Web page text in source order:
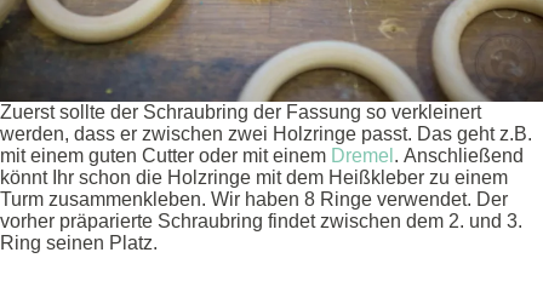
Zuerst sollte der Schraubring der Fassung so verkleinert
werden, dass er zwischen zwei Holzringe passt. Das geht z.B.
mit einem guten Cutter oder mit einem Dremel . Anschließend
könnt Ihr schon die Holzringe mit dem Heißkleber zu einem
Turm zusammenkleben. Wir haben 8 Ringe verwendet. Der
vorher präparierte Schraubring findet zwischen dem 2. und 3.
Ring seinen Platz.